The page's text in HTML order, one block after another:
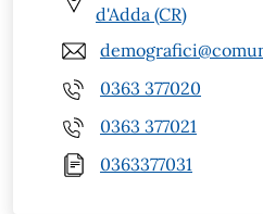
d'Adda (CR)
0363 377020
0363 377021
0363377031